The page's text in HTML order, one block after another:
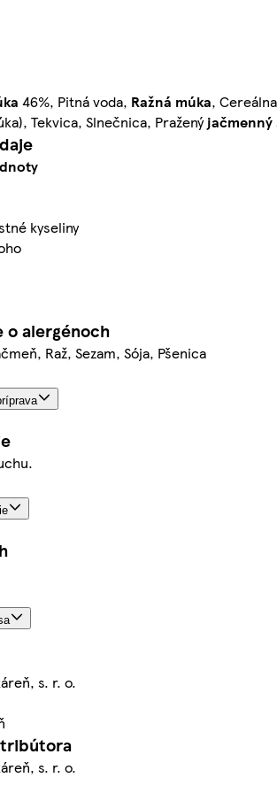
46%, Pitná voda, Ražná múka,
Tekvica, Slnečnica, Praženýjačmenný
kyseliny
o alergénoch
Raž, Sezam, Sója, Pšenica
s. r. o.
s. r. o.